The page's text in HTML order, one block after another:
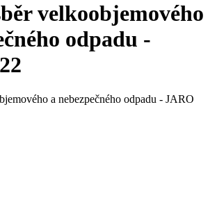
velkoobjemového
odpadu -
a nebezpečného odpadu - JARO